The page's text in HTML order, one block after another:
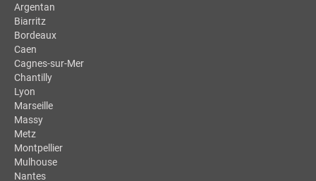
Argentan
Biarritz
Bordeaux
Caen
Cagnes-sur-Mer
Chantilly
Lyon
Marseille
Massy
Metz
Montpellier
Mulhouse
Nantes